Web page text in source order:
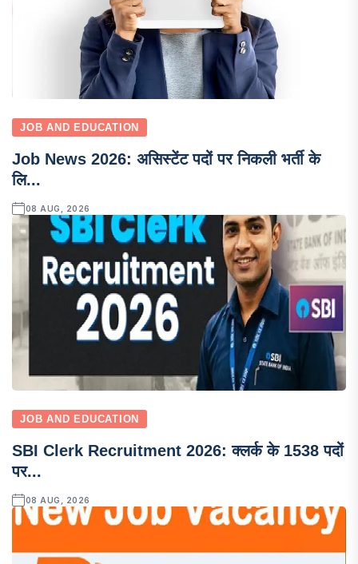
JOB AND EDUCATION
Job News 2026: असिस्टेंट पदों पर निकली भर्ती के
लि...
08 AUG, 2026
JOB AND EDUCATION
SBI Clerk Recruitment 2026: क्लर्क के 1538 पदों
पर...
08 AUG, 2026